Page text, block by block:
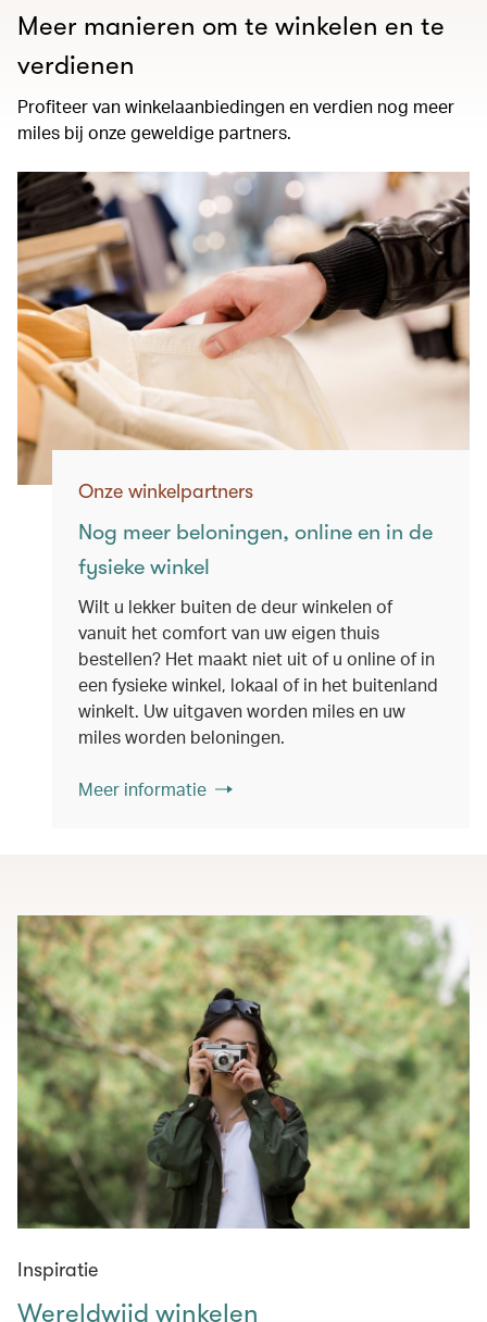
Meer manieren om te winkelen en te
verdienen
Profiteer van winkelaanbiedingen en verdien nog meer
miles bij onze geweldige partners.
Onze winkelpartners
Nog meer beloningen, online en in de
fysieke winkel
Wilt u lekker buiten de deur winkelen of
vanuit het comfort van uw eigen thuis
bestellen? Het maakt niet uit of u online of in
een fysieke winkel, lokaal of in het buitenland
winkelt. Uw uitgaven worden miles en uw
miles worden beloningen.
Meer informatie
Inspiratie
Wereldwijd winkelen